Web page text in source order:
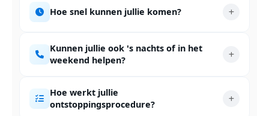
Hoe snel kunnen jullie komen?
Kunnen jullie ook 's nachts of in het
weekend helpen?
Hoe werkt jullie
ontstoppingsprocedure?